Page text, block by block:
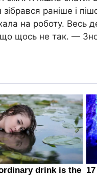
раніше і
на роботу. Весь
що щось не так. —